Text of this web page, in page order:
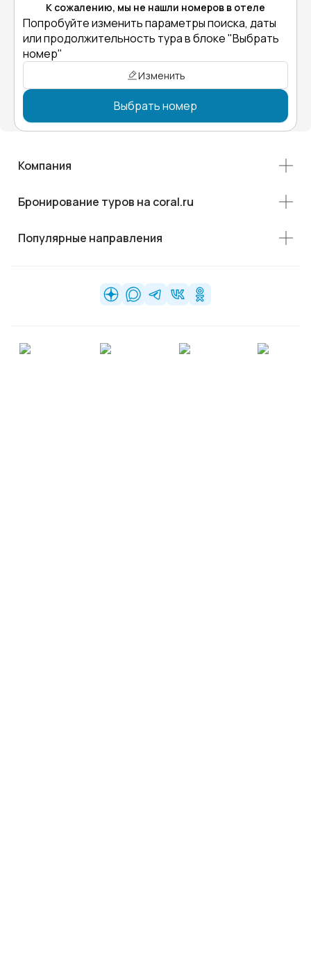
К сожалению, мы не нашли номеров в отеле
Попробуйте изменить параметры поиска, даты
или продолжительность тура в блоке "Выбрать
номер"
Изменить
Выбрать номер
Компания
Бронирование туров на coral.ru
Популярные направления